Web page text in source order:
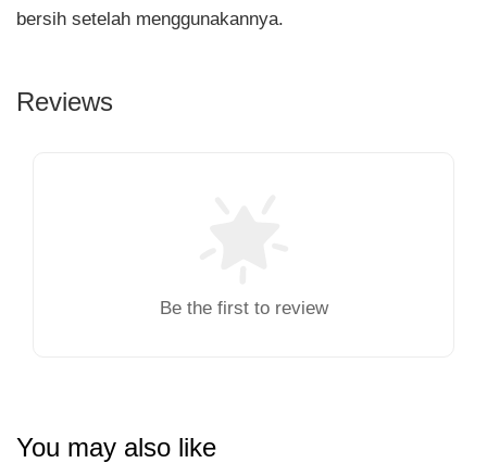
bersih setelah menggunakannya.
Reviews
Be the first to review
You may also like